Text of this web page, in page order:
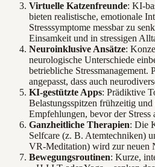
Virtuelle Katzenfreunde: KI-
bieten realistische, emotionale
Stresssymptome messbar zu
Einsamkeit und in stressigen
Neuroinklusive Ansätze:
neurologische Unterschiede
betriebliche Stressmanagement.
angepasst, dass auch
KI-gestützte Apps: Prädiktive
Belastungsspitzen frühzeitig
Empfehlungen, bevor der Stress
Ganzheitliche Therapien: Die
Selfcare (z. B. Atemtechniken)
VR-Meditation) wird zur neuen
Bewegungsroutinen: Kurze,